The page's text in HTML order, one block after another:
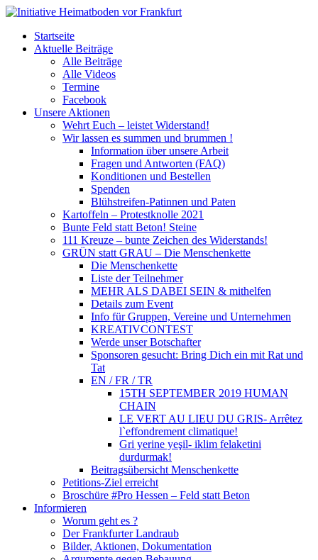
Startseite
Aktuelle Beiträge
Alle Beiträge
Alle Videos
Termine
Facebook
Unsere Aktionen
Wehrt Euch – leistet Widerstand!
Wir lassen es summen und brummen !
Information über unsere Arbeit
Fragen und Antworten (FAQ)
Konditionen und Bestellen
Spenden
Blühstreifen-Patinnen und Paten
Kartoffeln – Protestknolle 2021
Bunte Feld statt Beton! Steine
111 Kreuze – bunte Zeichen des Widerstands!
GRÜN statt GRAU – Die Menschenkette
Die Menschenkette
Liste der Teilnehmer
MEHR ALS DABEI SEIN & mithelfen
Details zum Event
Info für Gruppen, Vereine und Unternehmen
KREATIVCONTEST
Werde unser Botschafter
Sponsoren gesucht: Bring Dich ein mit Rat und
Tat
EN / FR / TR
15TH SEPTEMBER 2019 HUMAN
CHAIN
LE VERT AU LIEU DU GRIS- Arrêtez
l`effondrement climatique!
Gri yerine yeşil- iklim felaketini
durdurmak!
Beitragsübersicht Menschenkette
Petitions-Ziel erreicht
Broschüre #Pro Hessen – Feld statt Beton
Informieren
Worum geht es ?
Der Frankfurter Landraub
Bilder, Aktionen, Dokumentation